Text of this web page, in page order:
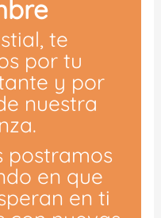
te
por tu
y por
nuestra
postramos
en que
en ti